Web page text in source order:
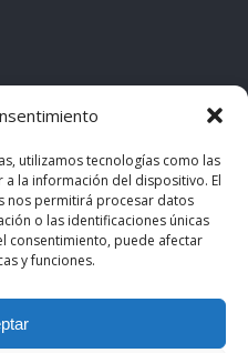
utilizamos tecnologías como las
la información del dispositivo. El
nos permitirá procesar datos
o las identificaciones únicas
consentimiento, puede afectar
y funciones.
· by casiMedicos
casiMedicos